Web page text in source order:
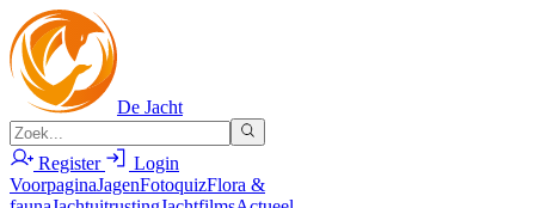
De Jacht
Register
Login
VoorpaginaJagenFotoquizFlora &